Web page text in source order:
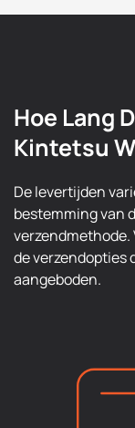
Hoe Lang
Kintetsu
De levertijden
bestemming van
verzendmethode.
de verzendopties
aangeboden.